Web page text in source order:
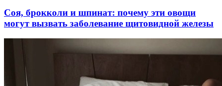
Соя, брокколи и шпинат: почему эти овощи
могут вызвать заболевание щитовидной железы